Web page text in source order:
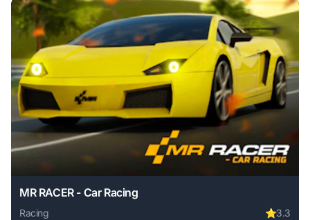
MR RACER - Car Racing
Racing ⭐3.3